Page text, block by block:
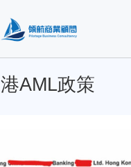
AML政策